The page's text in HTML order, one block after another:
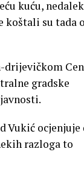
kuću,
koštali su tada
drijevičkom
gradske
ocjenjuje
razloga to